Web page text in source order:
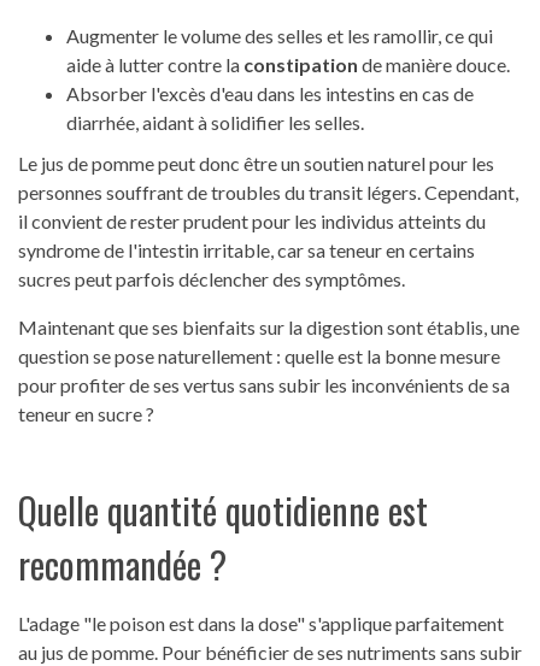
Augmenter le volume des selles et les ramollir, ce qui
aide à lutter contre la constipation de manière douce.
Absorber l'excès d'eau dans les intestins en cas de
diarrhée, aidant à solidifier les selles.
Le jus de pomme peut donc être un soutien naturel pour les
personnes souffrant de troubles du transit légers. Cependant,
il convient de rester prudent pour les individus atteints du
syndrome de l'intestin irritable, car sa teneur en certains
sucres peut parfois déclencher des symptômes.
Maintenant que ses bienfaits sur la digestion sont établis, une
question se pose naturellement : quelle est la bonne mesure
pour profiter de ses vertus sans subir les inconvénients de sa
teneur en sucre ?
Quelle quantité quotidienne est
recommandée ?
L'adage "le poison est dans la dose" s'applique parfaitement
au jus de pomme. Pour bénéficier de ses nutriments sans subir